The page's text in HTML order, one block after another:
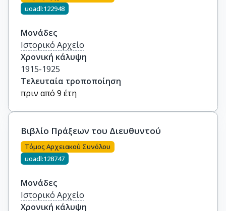
uoadl:122948
Μονάδες
Ιστορικό Αρχείο
Χρονική κάλυψη
1915-1925
Τελευταία τροποποίηση
πριν από 9 έτη
Βιβλίο Πράξεων του Διευθυντού
Τόμος Αρχειακού Συνόλου
uoadl:128747
Μονάδες
Ιστορικό Αρχείο
Χρονική κάλυψη